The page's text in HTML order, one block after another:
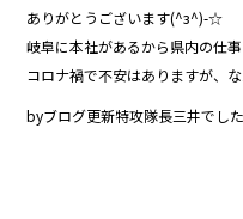
ありがとうございます(^з^)-☆
岐阜に本社があるから県内の仕事
byブログ更新特攻隊長三井でし